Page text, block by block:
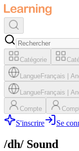
Catégorie
LangueFrançais
LangueFrançais
Compte
S'inscrire Se
/dh/ Sound